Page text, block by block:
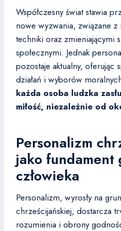
Współczesny świat stawia
nowe wyzwania, związane
techniki oraz zmieniającymi
społecznymi. Jednak
pozostaje aktualny, oferując
działań i wyborów
każda osoba ludzka
miłość, niezależnie od
Personalizm
jako fundament
człowieka
Personalizm, wyrosły na
chrześcijańskiej, dostarcza
rozumienia i obrony